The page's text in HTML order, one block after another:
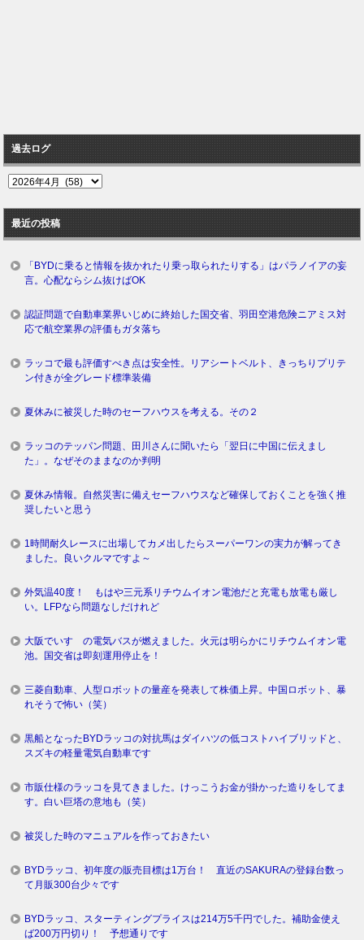
過去ログ
過
ロ
グ
最近の投稿
「BYDに乗ると情報を抜かれたり乗っ取られたりする」はパラノイアの妄
言。心配ならシム抜けばOK
認証問題で自動車業界いじめに終始した国交省、羽田空港危険ニアミス対
応で航空業界の評価もガタ落ち
ラッコで最も評価すべき点は安全性。リアシートベルト、きっちりプリテ
ン付きが全グレード標準装備
夏休みに被災した時のセーフハウスを考える。その２
ラッコのテッパン問題、田川さんに聞いたら「翌日に中国に伝えまし
た」。なぜそのままなのか判明
夏休み情報。自然災害に備えセーフハウスなど確保しておくことを強く推
奨したいと思う
1時間耐久レースに出場してカメ出したらスーパーワンの実力が解ってき
ました。良いクルマですよ～
外気温40度！ もはや三元系リチウムイオン電池だと充電も放電も厳し
い。LFPなら問題なしだけれど
大阪でいすゞの電気バスが燃えました。火元は明らかにリチウムイオン電
池。国交省は即刻運用停止を！
三菱自動車、人型ロボットの量産を発表して株価上昇。中国ロボット、暴
れそうで怖い（笑）
黒船となったBYDラッコの対抗馬はダイハツの低コストハイブリッドと、
スズキの軽量電気自動車です
市販仕様のラッコを見てきました。けっこうお金が掛かった造りをしてま
す。白い巨塔の意地も（笑）
被災した時のマニュアルを作っておきたい
BYDラッコ、初年度の販売目標は1万台！ 直近のSAKURAの登録台数っ
て月販300台少々です
BYDラッコ、スターティングプライスは214万5千円でした。補助金使え
ば200万円切り！ 予想通りです